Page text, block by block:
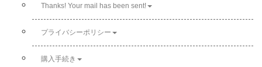
Thanks! Your mail has been sent!
プライバシーポリシー
購入手続き